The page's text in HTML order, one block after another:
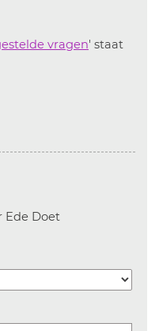
vragen' staat
Ede Doet
om informatie over